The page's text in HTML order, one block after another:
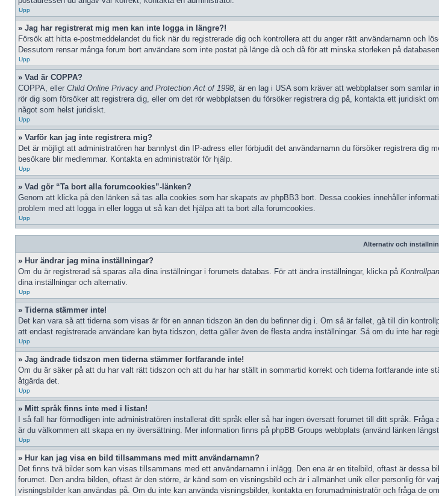
Upp
» Jag har registrerat mig men kan inte logga in längre?!
Försök att hitta e-postmeddelandet du fick när du registrerade dig och kontrollera att du anger rätt användarnamn och
Dessutom rensar många forum bort användare som inte postat på länge då och då för att minska storleken på
Upp
» Vad är COPPA?
COPPA, eller Child Online Privacy and Protection Act of 1998, är en lag i USA som kräver att webbplatser som samlar
rör dig som försöker att registrera dig, eller om det rör webbplatsen du försöker registrera dig på, kontakta ett juridiskt
något som helst juridiskt.
Upp
» Varför kan jag inte registrera mig?
Det är möjligt att administratören har bannlyst din IP-adress eller förbjudit det användarnamn du försöker registrera
besökare blir medlemmar. Kontakta en administratör för hjälp.
Upp
» Vad gör “Ta bort alla forumcookies”-länken?
Genom att klicka på den länken så tas alla cookies som har skapats av phpBB3 bort. Dessa cookies innehåller
problem med att logga in eller logga ut så kan det hjälpa att ta bort alla forumcookies.
Upp
Alternativ och
» Hur ändrar jag mina inställningar?
Om du är registrerad så sparas alla dina inställningar i forumets databas. För att ändra inställningar, klicka på
dina inställningar och alternativ.
Upp
» Tiderna stämmer inte!
Det kan vara så att tiderna som visas är för en annan tidszon än den du befinner dig i. Om så är fallet, gå till din
att endast registrerade användare kan byta tidszon, detta gäller även de flesta andra inställningar. Så om du inte har
Upp
» Jag ändrade tidszon men tiderna stämmer fortfarande inte!
Om du är säker på att du har valt rätt tidszon och att du har har ställt in sommartid korrekt och tiderna fortfarande inte
åtgärda det.
Upp
» Mitt språk finns inte med i listan!
I så fall har förmodligen inte administratören installerat ditt språk eller så har ingen översatt forumet till ditt språk.
är du välkommen att skapa en ny översättning. Mer information finns på phpBB Groups webbplats (använd länken
Upp
» Hur kan jag visa en bild tillsammans med mitt användarnamn?
Det finns två bilder som kan visas tillsammans med ett användarnamn i inlägg. Den ena är en titelbild, oftast är dessa
forumet. Den andra bilden, oftast är den större, är känd som en visningsbild och är i allmänhet unik eller personlig för
visningsbilder kan användas på. Om du inte kan använda visningsbilder, kontakta en forumadministratör och fråga de